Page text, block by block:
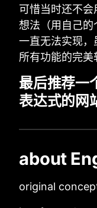
可惜当时还不
想法（用自己的
一直无法实现，
所有功能的完美
最后推荐一
表达式的网
about
original